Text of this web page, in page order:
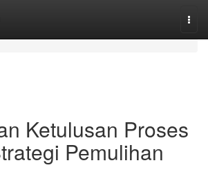
Ketulusan Proses
Pemulihan